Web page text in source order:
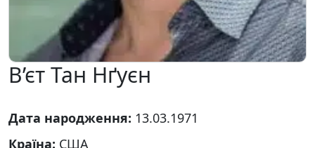
В’єт Тан Нґуєн
Дата народження: 13.03.1971
Країна: США